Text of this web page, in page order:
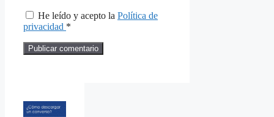
He leído y acepto la Política de
privacidad *